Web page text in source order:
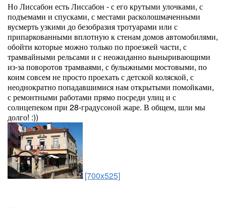
Но Лиссабон есть Лиссабон - с его крутыми улочками, с
подъемами и спусками, с местами расколошмаченными
вусмерть узкими до безобразия тротуарами или с
припаркованными вплотную к стенам домов автомобилями,
обойти которые можно только по проезжей части, с
трамвайными рельсами и с неожиданно выныривающими
из-за поворотов трамваями, с булыжными мостовыми, по
коим совсем не просто проехать с детской коляской, с
неоднократно попадавшимися нам открытыми помойками,
с ремонтными работами прямо посреди улиц и с
солнцепеком при 28-градусоной жаре. В общем, шли мы
долго! :))
[700x525]